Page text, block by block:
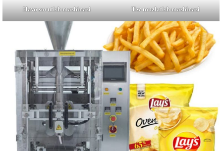
Havo sovutish mashinasi Tez muzlatish mashinasi